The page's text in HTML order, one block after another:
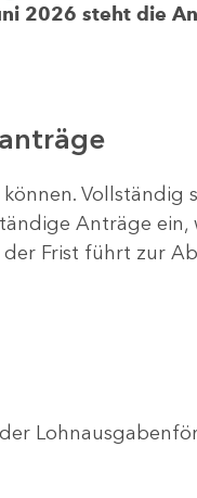
2026 steht die
Vollständig
Anträge
Frist führt zur